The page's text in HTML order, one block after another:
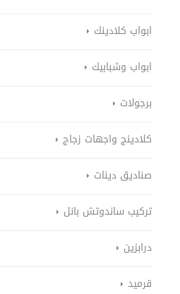
ابواب كلادينك
ابواب وشبابيك
برجولات
كلادينج واجهات زجاج
صناديق دينات
تركيب ساندوتش بانل
درابزين
قرميد